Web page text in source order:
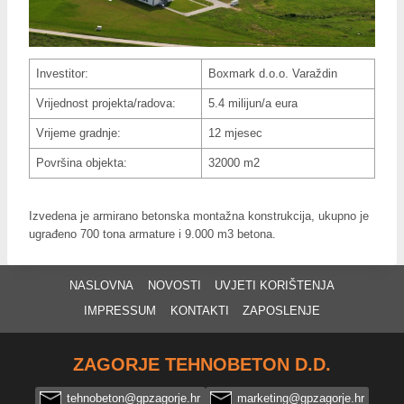
Investitor: Boxmark d.o.o. Varaždin
Vrijednost projekta/radova: 5.4 milijun/a eura
Vrijeme gradnje: 12 mjesec
Površina objekta: 32000 m2
Izvedena je armirano betonska montažna konstrukcija, ukupno je
ugrađeno 700 tona armature i 9.000 m3 betona.
NASLOVNA NOVOSTI
UVJETI KORIŠTENJA
IMPRESSUM
KONTAKTI ZAPOSLENJE
ZAGORJE TEHNOBETON D.D.
tehnobeton@gpzagorje.hr marketing@gpzagorje.hr